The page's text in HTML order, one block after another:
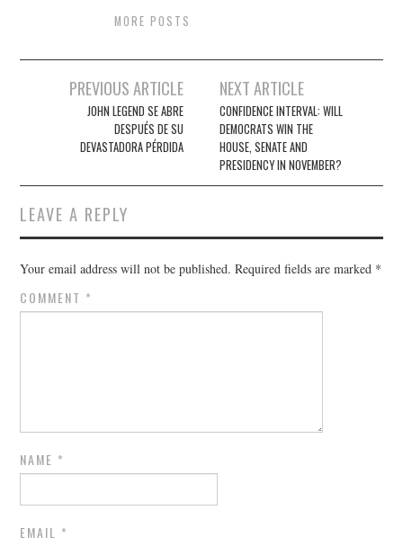
MORE POSTS
navigation
PREVIOUS ARTICLE
JOHN LEGEND SE ABRE
DESPUÉS DE SU
DEVASTADORA PÉRDIDA
NEXT ARTICLE
CONFIDENCE INTERVAL: WILL
DEMOCRATS WIN THE
HOUSE, SENATE AND
PRESIDENCY IN NOVEMBER?
LEAVE A REPLY
Your email address will not be published. Required fields are marked *
COMMENT *
NAME *
EMAIL *